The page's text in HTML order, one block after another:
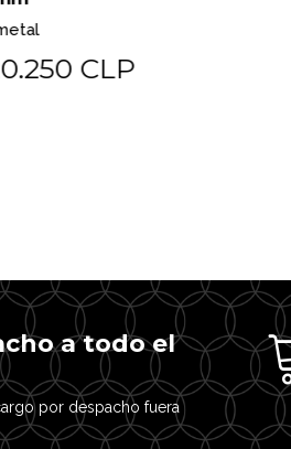
a todo el
por despacho fuera